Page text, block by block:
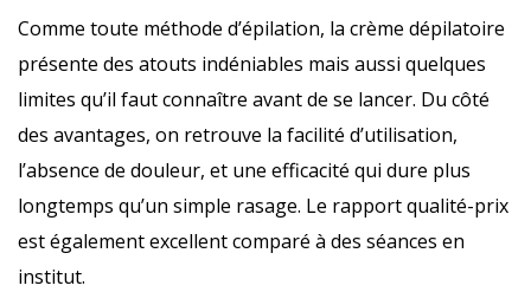
Comme toute méthode d’épilation, la crème dépilatoire
présente des atouts indéniables mais aussi quelques
limites qu’il faut connaître avant de se lancer. Du côté
des avantages, on retrouve la facilité d’utilisation,
l’absence de douleur, et une efficacité qui dure plus
longtemps qu’un simple rasage. Le rapport qualité-prix
est également excellent comparé à des séances en
institut.